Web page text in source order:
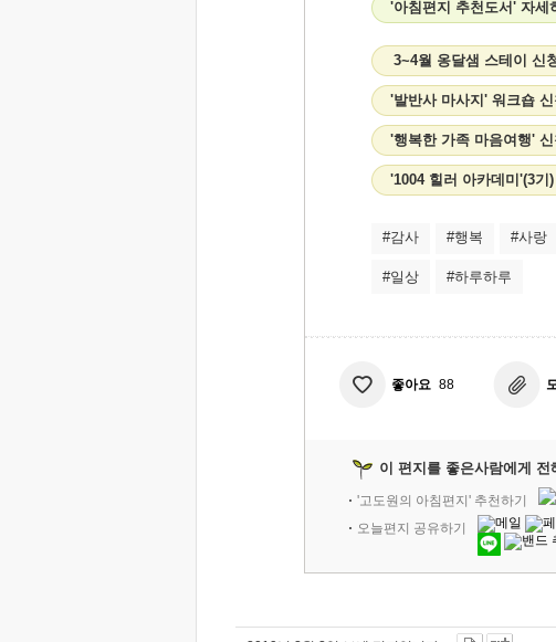
'아침편지 추천도서' 자세
3~4월 옹달샘 스테이 신
'발반사 마사지' 워크숍 신
'행복한 가족 마음여행' 신
'1004 힐러 아카데미'(3기)
#감사 #행복 #사랑
#일상 #하루하루
좋아요 88
이 편지를 좋은사람에게 전
'고도원의 아침편지' 추천하기
오늘편지 공유하기